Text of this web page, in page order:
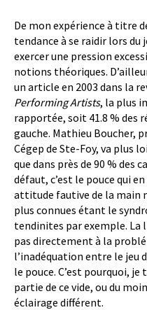
De mon expérience à titre
tendance à se raidir lors
exercer une pression
notions théoriques.
un article en 2003 dans la
Performing Artists, la plus
rapportée, soit 41.8 % des
gauche. Mathieu Boucher,
Cégep de Ste-Foy, va plus
que dans près de 90 % des
défaut, c’est le pouce qui
attitude fautive de la main
plus connues étant le
tendinites par exemple.
pas directement à la
l’inadéquation entre le jeu
le pouce. C’est pourquoi,
partie de ce vide, ou du
éclairage différent.